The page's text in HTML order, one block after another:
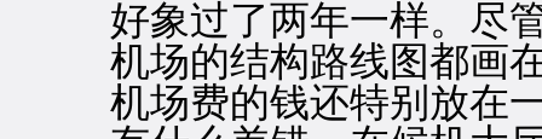
好象过了两年一样。尽
机场的结构路线图都画
机场费的钱还特别放在